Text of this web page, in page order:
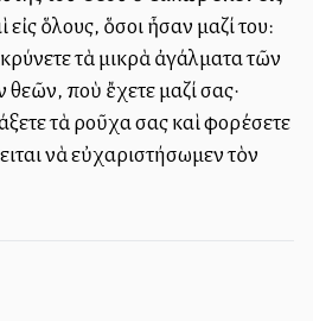
εἰς ὅλους, ὅσοι ἦσαν μαζί του:
τὰ μικρὰ ἀγάλματα τῶν
ποὺ ἔχετε μαζί σας·
τὰ ροῦχα σας καὶ φορέσετε
νὰ εὐχαριστήσωμεν τὸν